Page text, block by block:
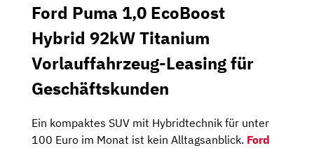
Ford Puma 1,0 EcoBoost
Hybrid 92kW Titanium
Vorlauffahrzeug-Leasing für
Geschäftskunden
Ein kompaktes SUV mit Hybridtechnik für unter
100 Euro im Monat ist kein Alltagsanblick. Ford